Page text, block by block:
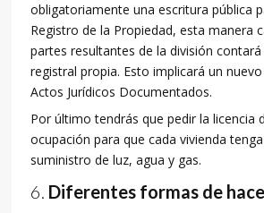
obligatoriamente una escritura pública
Registro de la Propiedad, esta manera
partes resultantes de la división
registral propia. Esto implicará un
Actos Jurídicos Documentados.
Por último tendrás que pedir la licencia
ocupación para que cada vivienda
suministro de luz, agua y gas.
Diferentes formas de